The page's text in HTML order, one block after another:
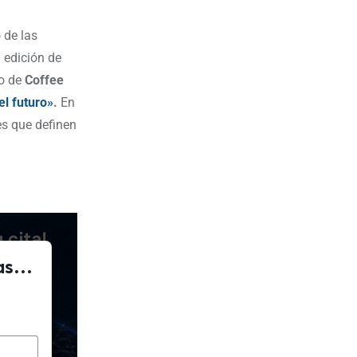
de las
edición de
de Coffee
futuro». En
que definen